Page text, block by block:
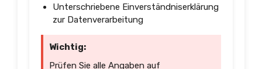
Unterschriebene Einverständniserklärung
zur Datenverarbeitung
Wichtig:
Prüfen Sie alle Angaben auf